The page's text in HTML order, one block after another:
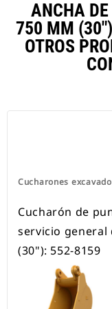
ANCHA DE
750 MM
OTROS
Cucharones
Cucharón de
servicio general
(30"): 552-8159